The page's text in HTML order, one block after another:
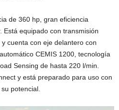
de 360 hp, gran eficiencia
Está equipado con transmisión
cuenta con eje delantero con
CEMIS 1200, tecnología
Sensing de hasta 220 l/min.
y está preparado para uso con
potencial.